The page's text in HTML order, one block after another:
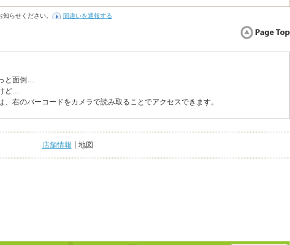
らせください。 間違いを通報する
と面倒…
ど…
右のバーコードをカメラで読み取ることでアクセスできます。
店舗情報 地図